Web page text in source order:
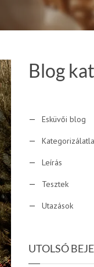
Blog
Esküvői blog
Leírás
Tesztek
Utazások
UTOLSÓ